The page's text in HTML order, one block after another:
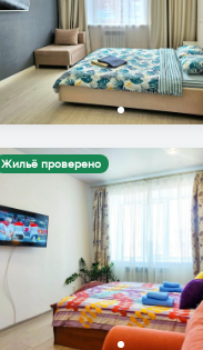
Жильё проверено